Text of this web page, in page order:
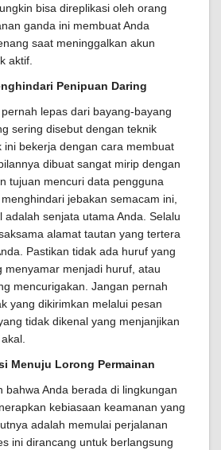
bisa direplikasi oleh orang
ganda ini membuat Anda
saat meninggalkan akun
aktif.
Penipuan Daring
lepas dari bayang-bayang
sering disebut dengan teknik
ini bekerja dengan cara membuat
dibuat sangat mirip dengan
tujuan mencuri data pengguna
jebakan semacam ini,
adalah senjata utama Anda. Selalu
alamat tautan yang tertera
Pastikan tidak ada huruf yang
menyamar menjadi huruf, atau
mencurigakan. Jangan pernah
yang dikirimkan melalui pesan
tidak dikenal yang menjanjikan
Menuju Lorong Permainan
bahwa Anda berada di lingkungan
kebiasaan keamanan yang
adalah memulai perjalanan
ini dirancang untuk berlangsung